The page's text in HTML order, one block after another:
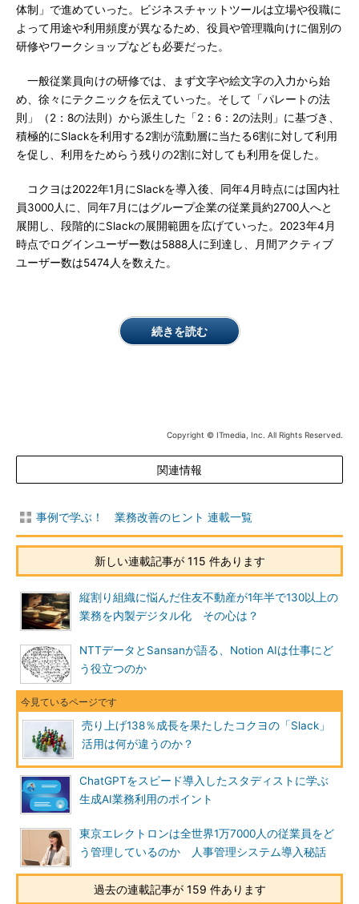
体制」で進めていった。ビジネスチャットツールは立場や役職に
よって用途や利用頻度が異なるため、役員や管理職向けに個別の
研修やワークショップなども必要だった。
一般従業員向けの研修では、まず文字や絵文字の入力から始
め、徐々にテクニックを伝えていった。そして「パレートの法
則」（2：8の法則）から派生した「2：6：2の法則」に基づき、
積極的にSlackを利用する2割が流動層に当たる6割に対して利用
を促し、利用をためらう残りの2割に対しても利用を促した。
コクヨは2022年1月にSlackを導入後、同年4月時点には国内社
員3000人に、同年7月にはグループ企業の従業員約2700人へと
展開し、段階的にSlackの展開範囲を広げていった。2023年4月
時点でログインユーザー数は5888人に到達し、月間アクティブ
ユーザー数は5474人を数えた。
続きを読む
Copyright © ITmedia, Inc. All Rights Reserved.
関連情報
事例で学ぶ！ 業務改善のヒント 連載一覧
新しい連載記事が 115 件あります
縦割り組織に悩んだ住友不動産が1年半で130以上の
業務を内製デジタル化 その心は？
NTTデータとSansanが語る、Notion AIは仕事にど
う役立つのか
売り上げ138％成長を果たしたコクヨの「Slack」
活用は何が違うのか？
ChatGPTをスピード導入したスタディストに学ぶ
生成AI業務利用のポイント
東京エレクトロンは全世界1万7000人の従業員をど
う管理しているのか 人事管理システム導入秘話
過去の連載記事が 159 件あります